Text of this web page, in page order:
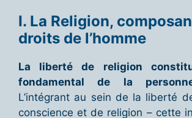
I. La Religion,
droits de l’homme
La liberté de religion
fondamental de la
L’intégrant au sein de la liberté
conscience et de religion – cette